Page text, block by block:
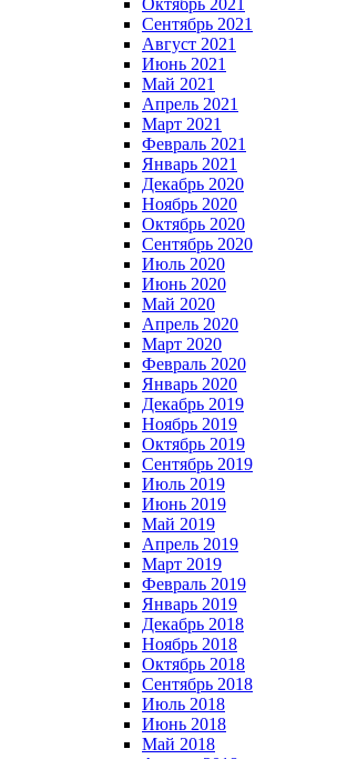
Октябрь 2021
Сентябрь 2021
Август 2021
Июнь 2021
Май 2021
Апрель 2021
Март 2021
Февраль 2021
Январь 2021
Декабрь 2020
Ноябрь 2020
Октябрь 2020
Сентябрь 2020
Июль 2020
Июнь 2020
Май 2020
Апрель 2020
Март 2020
Февраль 2020
Январь 2020
Декабрь 2019
Ноябрь 2019
Октябрь 2019
Сентябрь 2019
Июль 2019
Июнь 2019
Май 2019
Апрель 2019
Март 2019
Февраль 2019
Январь 2019
Декабрь 2018
Ноябрь 2018
Октябрь 2018
Сентябрь 2018
Июль 2018
Июнь 2018
Май 2018